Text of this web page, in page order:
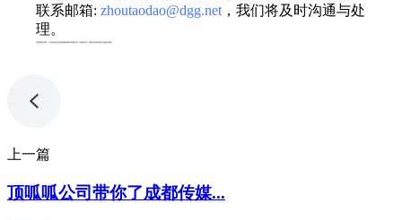
联系邮箱: zhoutaodao@dgg.net ，我们将及时沟通与处
理。
上一篇
顶呱呱公司带你了成都传媒...